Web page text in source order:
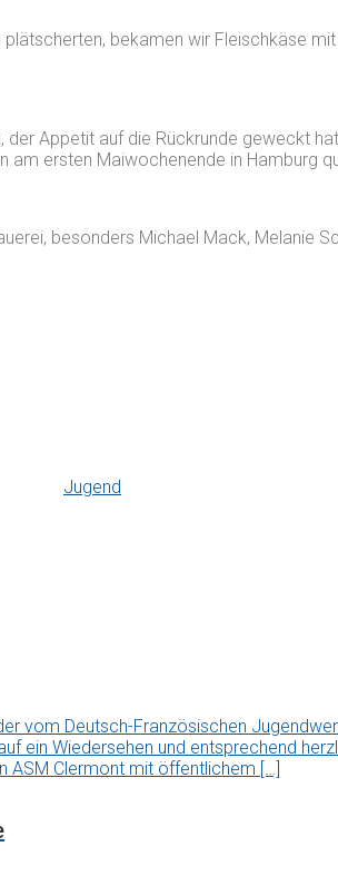
bekamen wir Fleischkäse
der Appetit auf die Rückrunde geweckt
ersten Maiwochenende in Hamburg
besonders Michael Mack, Melanie
Jugend
vom Deutsch-Französischen
ein Wiedersehen und entsprechend
ASM Clermont mit öffentlichem […]